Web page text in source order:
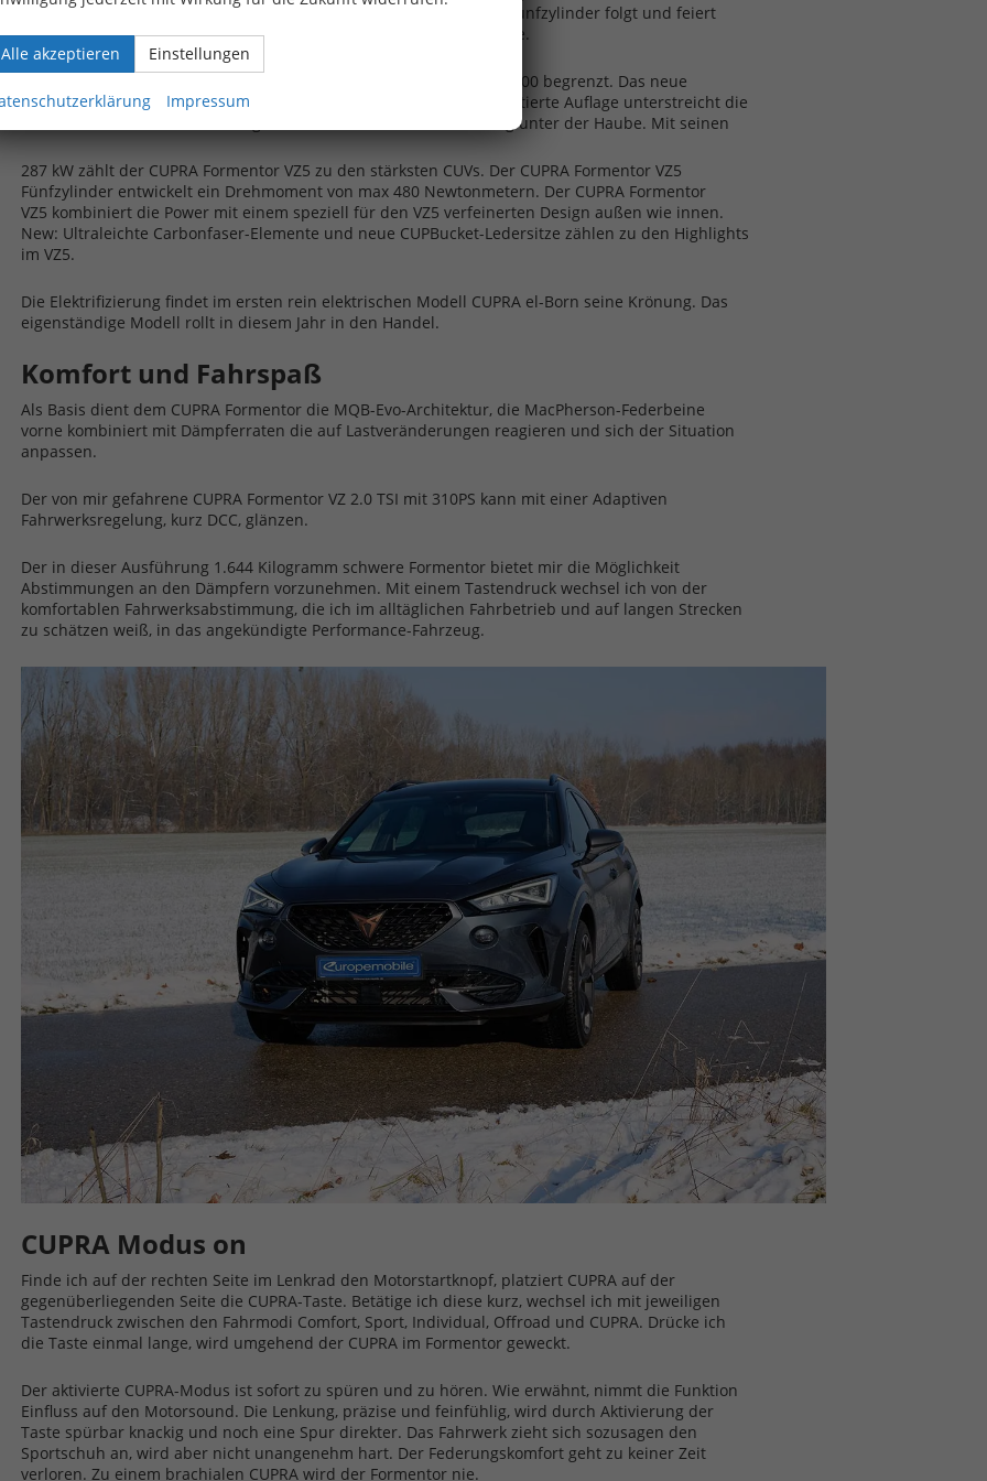
e-HYBRID wurde jüngst eingeführt, der CUPRA Formentor VZ5 mit Fünfzylinder folgt und feiert
anlässlich des dritten Geburtstages im Februar 2021 seine Premiere.
Die Auflage des CUPRA Formentor VZ5 ist auf eine Stückzahl von 7.000 begrenzt. Das neue
Modell VZ5 sticht mit seinem Fünfzylinder Benziner hervor. Die limitierte Auflage unterstreicht die
Exklusivität. Das Auto beherbergt einen 2.5 TSI mit 390 PS Leistung unter der Haube. Mit seinen
287 kW zählt der CUPRA Formentor VZ5 zu den stärksten CUVs. Der CUPRA Formentor VZ5
Fünfzylinder entwickelt ein Drehmoment von max 480 Newtonmetern. Der CUPRA Formentor
VZ5 kombiniert die Power mit einem speziell für den VZ5 verfeinerten Design außen wie innen.
New: Ultraleichte Carbonfaser-Elemente und neue CUPBucket-Ledersitze zählen zu den Highlights
im VZ5.
Die Elektrifizierung findet im ersten rein elektrischen Modell CUPRA el-Born seine Krönung. Das
eigenständige Modell rollt in diesem Jahr in den Handel.
Komfort und Fahrspaß
Als Basis dient dem CUPRA Formentor die MQB-Evo-Architektur, die MacPherson-Federbeine
vorne kombiniert mit Dämpferraten die auf Lastveränderungen reagieren und sich der Situation
anpassen.
Der von mir gefahrene CUPRA Formentor VZ 2.0 TSI mit 310PS kann mit einer Adaptiven
Fahrwerksregelung, kurz DCC, glänzen.
Der in dieser Ausführung 1.644 Kilogramm schwere Formentor bietet mir die Möglichkeit
Abstimmungen an den Dämpfern vorzunehmen. Mit einem Tastendruck wechsel ich von der
komfortablen Fahrwerksabstimmung, die ich im alltäglichen Fahrbetrieb und auf langen Strecken
zu schätzen weiß, in das angekündigte Performance-Fahrzeug.
CUPRA Modus on
Finde ich auf der rechten Seite im Lenkrad den Motorstartknopf, platziert CUPRA auf der
gegenüberliegenden Seite die CUPRA-Taste. Betätige ich diese kurz, wechsel ich mit jeweiligen
Tastendruck zwischen den Fahrmodi Comfort, Sport, Individual, Offroad und CUPRA. Drücke ich
die Taste einmal lange, wird umgehend der CUPRA im Formentor geweckt.
Der aktivierte CUPRA-Modus ist sofort zu spüren und zu hören. Wie erwähnt, nimmt die Funktion
Einfluss auf den Motorsound. Die Lenkung, präzise und feinfühlig, wird durch Aktivierung der
Taste spürbar knackig und noch eine Spur direkter. Das Fahrwerk zieht sich sozusagen den
Sportschuh an, wird aber nicht unangenehm hart. Der Federungskomfort geht zu keiner Zeit
verloren. Zu einem brachialen CUPRA wird der Formentor nie.
Alle akzeptieren Einstellungen
Impressum